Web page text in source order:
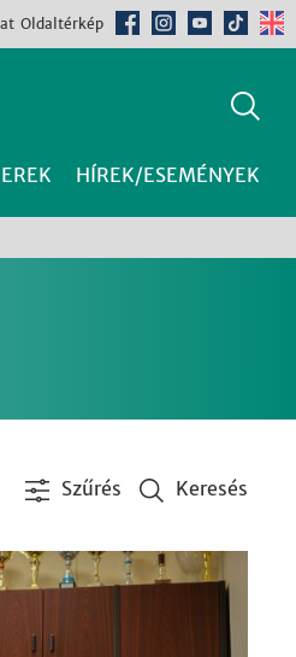
Oldaltérkép
HÍREK/ESEMÉNYEK
Szűrés Keresés